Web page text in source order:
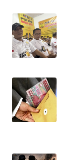
WN
RIAU
SERAMBI
WN
JAMBI
SULTRA